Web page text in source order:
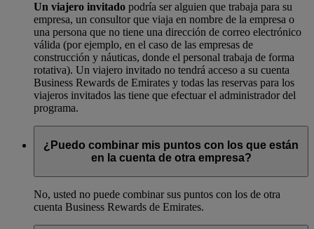
Un viajero invitado podría ser alguien que trabaja para su
empresa, un consultor que viaja en nombre de la empresa o
una persona que no tiene una dirección de correo electrónico
válida (por ejemplo, en el caso de las empresas de
construcción y náuticas, donde el personal trabaja de forma
rotativa). Un viajero invitado no tendrá acceso a su cuenta
Business Rewards de Emirates y todas las reservas para los
viajeros invitados las tiene que efectuar el administrador del
programa.
¿Puedo combinar mis puntos con los que están
en la cuenta de otra empresa?
No, usted no puede combinar sus puntos con los de otra
cuenta Business Rewards de Emirates.